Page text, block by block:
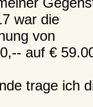
war die
von
auf €
trage ich